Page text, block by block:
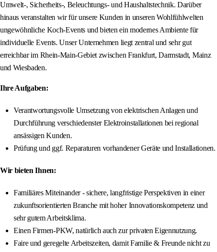
Umwelt-, Sicherheits-, Beleuchtungs- und Haushaltstechnik. Darüber
hinaus veranstalten wir für unsere Kunden in unseren Wohlfühlwelten
ungewöhnliche Koch-Events und bieten ein modernes Ambiente für
individuelle Events. Unser Unternehmen liegt zentral und sehr gut
erreichbar im Rhein-Main-Gebiet zwischen Frankfurt, Darmstadt, Mainz
und Wiesbaden.
Ihre Aufgaben:
Verantwortungsvolle Umsetzung von elektrischen Anlagen und
Durchführung verschiedenster Elektroinstallationen bei regional
ansässigen Kunden.
Prüfung und ggf. Reparaturen vorhandener Geräte und Installationen.
Wir bieten Ihnen:
Familiäres Miteinander - sichere, langfristige Perspektiven in einer
zukunftsorientierten Branche mit hoher Innovationskompetenz und
sehr gutem Arbeitsklima.
Einen Firmen-PKW, natürlich auch zur privaten Eigennutzung.
Faire und geregelte Arbeitszeiten, damit Familie & Freunde nicht zu